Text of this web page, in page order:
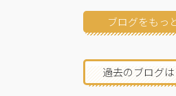
ブログをもっ
過去のブログ